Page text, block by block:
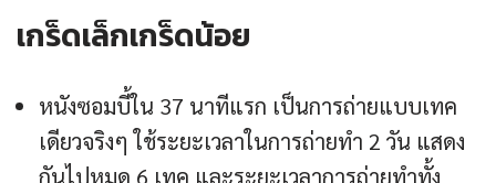
เกร็ดเล็กเกร็ดน้อย
หนังซอมบี้ใน 37 นาทีแรก เป็นการถ่ายแบบเทค
เดียวจริงๆ ใช้ระยะเวลาในการถ่ายทำ 2 วัน แสดง
กันไปหมด 6 เทค และระยะเวลาการถ่ายทำทั้ง